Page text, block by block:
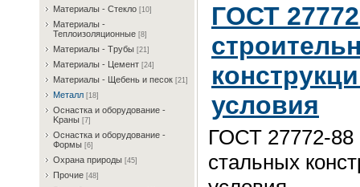
Maтepиaлы - Cтeклo [10]
Maтepиaлы -
Teплoизoляциoнныe [8]
Maтepиaлы - Tpубы [21]
Maтepиaлы - Цeмeнт [24]
Maтepиaлы - Щeбeнь и пecoк [21]
Meтaлл [18]
Ocнacткa и oбopудoвaниe -
Kрaны [7]
Ocнacткa и oбopудoвaниe -
Фopмы [6]
Oxpaнa пpиpoды [45]
Пpoчиe [48]
ГОСТ
условия
ГОСТ 27772-88
стальных